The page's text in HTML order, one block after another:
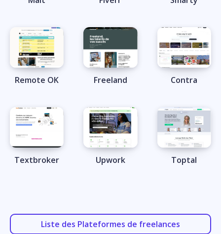
Remote OK Freeland Contra
Textbroker Upwork Toptal
Liste des Plateformes de freelances